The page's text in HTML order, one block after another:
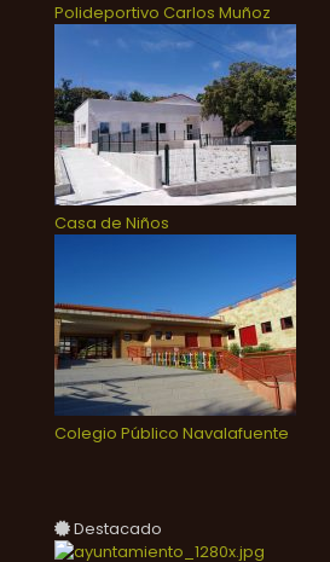
Polideportivo Carlos Muñoz
Casa de Niños
Colegio Público Navalafuente
Destacado